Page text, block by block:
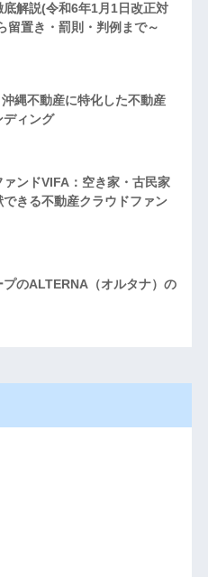
解説(令和6年1月1日改正対
留置き・罰則・判例まで～
縄不動産に特化した不動産
ディング
ンドVIFA：空き家・古民家
きる不動産クラウドファン
のALTERNA（オルタナ）の